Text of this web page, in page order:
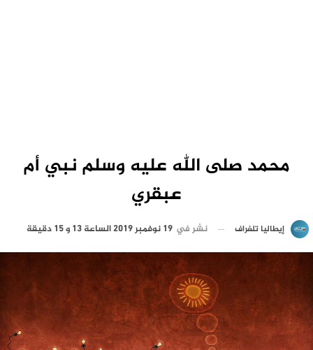
محمد صلى الله عليه وسلم نبي أم
عبقري
إيطاليا تلغراف نشر في 19 نوفمبر 2019 الساعة 13 و 15 دقيقة